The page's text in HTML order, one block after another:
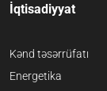
İqtisadiyyat
Kənd təsərrüfatı
Energetika